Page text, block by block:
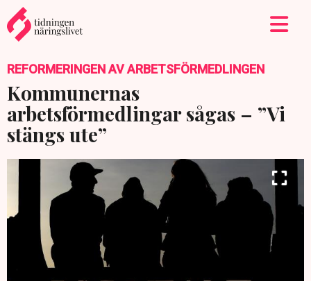
REFORMERINGEN AV ARBETSFÖRMEDLINGEN
Kommunernas
arbetsförmedlingar sågas – ”Vi
stängs ute”